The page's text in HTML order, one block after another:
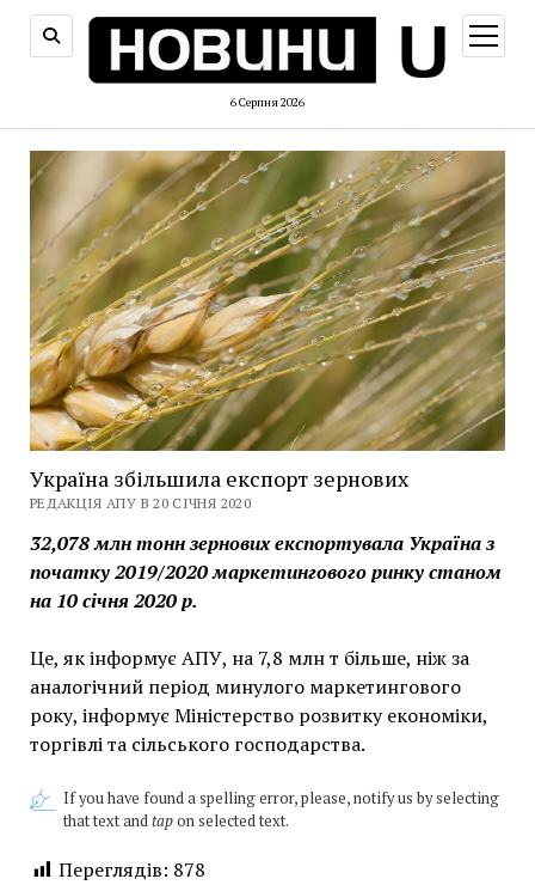
6 Серпня 2026
меню
Україна збільшила експорт зернових
РЕДАКЦІЯ АПУ В 20 СІЧНЯ 2020
32,078 млн тонн зернових експортувала Україна з
початку 2019/2020 маркетингового ринку станом
на 10 січня 2020 р.
Це, як інформує АПУ, на 7,8 млн т більше, ніж за
аналогічний період минулого маркетингового
року, інформує Міністерство розвитку економіки,
торгівлі та сільського господарства.
If you have found a spelling error, please, notify us by selecting
that text andtapon selected text.
Переглядів: 878